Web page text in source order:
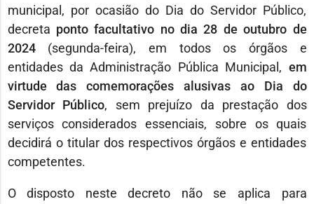
municipal, por ocasião do Dia do Servidor Público,
decreta ponto facultativo no dia 28 de outubro de
2024(segunda-feira), em todos os órgãos e
entidades da Administração Pública Municipal, em
virtude das comemorações alusivas ao Dia do
Servidor Público, sem prejuízo da prestação dos
serviços considerados essenciais, sobre os quais
decidirá o titular dos respectivos órgãos e entidades
competentes.
O disposto neste decreto não se aplica para